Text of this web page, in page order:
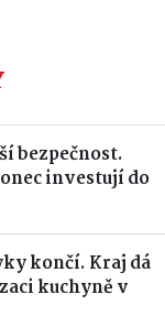
bezpečnost.
investují do
končí. Kraj dá
kuchyně v